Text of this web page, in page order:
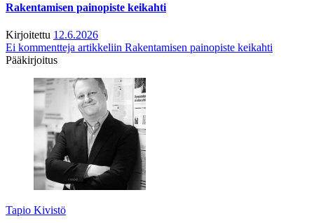
Rakentamisen painopiste keikahti
Kirjoitettu 12.6.2026
Ei kommentteja artikkeliin Rakentamisen painopiste keikahti
Pääkirjoitus
Tapio Kivistö